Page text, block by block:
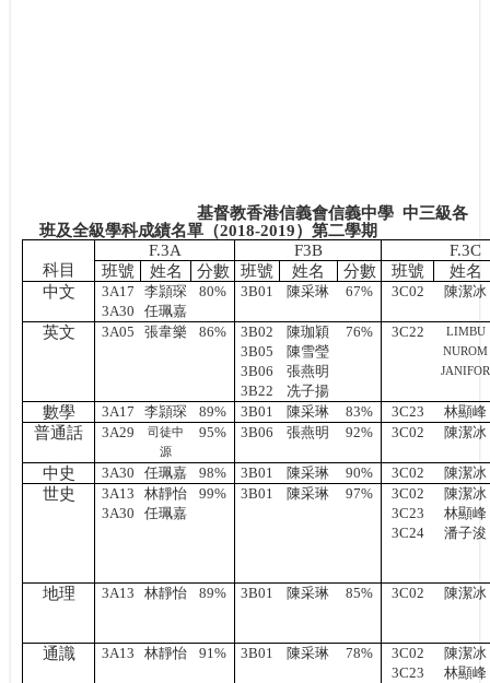
基督教香港信義會信義中學 中三級各
班及全級學科成績名單（2018-2019）第二學期
F.3A
F3B
F.3C
科目
班號 姓名 分數 班號 姓名 分數 班號
姓名
中文
3A17
3A30
李頴琛
任珮嘉
80% 3B01 陳采琳 67% 3C02 陳潔冰
英文 3A05 張韋樂 86%
3B02
3B05
3B06
3B22
陳珈穎
陳雪瑩
張燕明
冼子揚
76% 3C22
LIMBU
NUROM
JANIFOR
數學 3A17 李頴琛 89% 3B01 陳采琳 83% 3C23 林顯峰
普通話 3A29
司徒中
源
95% 3B06 張燕明 92% 3C02 陳潔冰
中史 3A30 任珮嘉 98% 3B01 陳采琳 90% 3C02 陳潔冰
世史
3A13
3A30
林靜怡
任珮嘉
99% 3B01 陳采琳 97%
3C02
3C23
3C24
陳潔冰
林顯峰
潘子浚
地理 3A13 林靜怡 89% 3B01 陳采琳 85% 3C02 陳潔冰
通識 3A13 林靜怡 91% 3B01 陳采琳 78%
3C02
3C23
陳潔冰
林顯峰